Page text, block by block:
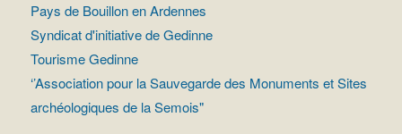
Pays de Bouillon en Ardennes
Syndicat d'initiative de Gedinne
Tourisme Gedinne
‘’Association pour la Sauvegarde des Monuments et Sites
archéologiques de la Semois"